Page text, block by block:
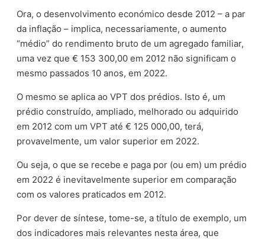
Ora, o desenvolvimento económico desde 2012 – a par
da inflação – implica, necessariamente, o aumento
“médio” do rendimento bruto de um agregado familiar,
uma vez que € 153 300,00 em 2012 não significam o
mesmo passados 10 anos, em 2022.
O mesmo se aplica ao VPT dos prédios. Isto é, um
prédio construído, ampliado, melhorado ou adquirido
em 2012 com um VPT até € 125 000,00, terá,
provavelmente, um valor superior em 2022.
Ou seja, o que se recebe e paga por (ou em) um prédio
em 2022 é inevitavelmente superior em comparação
com os valores praticados em 2012.
Por dever de síntese, tome-se, a título de exemplo, um
dos indicadores mais relevantes nesta área, que